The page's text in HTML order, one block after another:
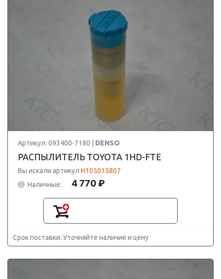
Артикул: 093400-7180 | DENSO
РАСПЫЛИТЕЛЬ TOYOTA 1HD-FTE
Вы искали артикул H105015807
Наличные:
4 770 ₽
Срок поставки: Уточняйте наличие и цену